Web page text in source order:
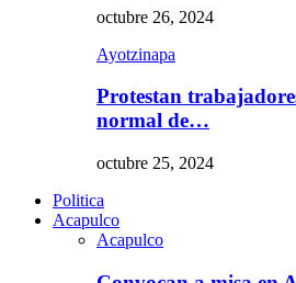
octubre 26, 2024
Ayotzinapa
Protestan
normal de…
octubre 25, 2024
Politica
Acapulco
Acapulco